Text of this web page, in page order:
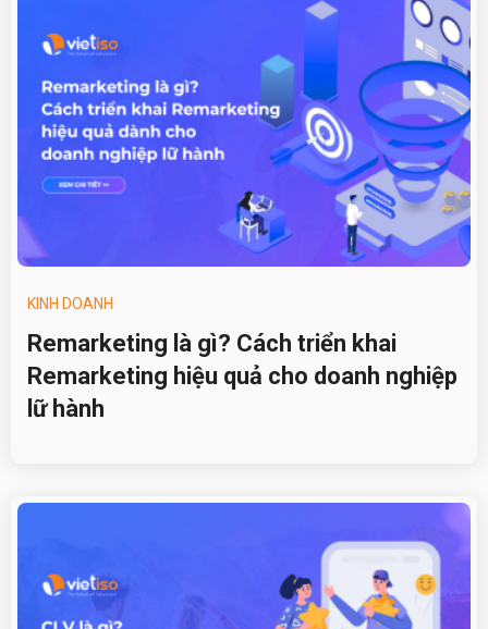
KINH DOANH
Remarketing là gì? Cách triển khai
Remarketing hiệu quả cho doanh nghiệp
lữ hành